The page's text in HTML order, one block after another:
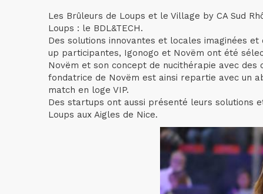
Les Brûleurs de Loups et le Village by CA Sud
Loups : le BDL&TECH.
Des solutions innovantes et locales imaginées
up participantes, Igonogo et Novëm ont été
Novëm et son concept de nucithérapie avec
fondatrice de Novëm est ainsi repartie avec un
match en loge VIP.
Des startups ont aussi présenté leurs solutions
Loups aux Aigles de Nice.